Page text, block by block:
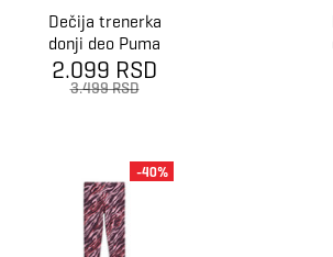
Dečija trenerka
donji deo Puma
Ess nature 2.0
aop leggings g
2.099 RSD
3.499 RSD
-40%